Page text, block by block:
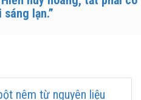
lạn.”
nêm từ nguyên liệu